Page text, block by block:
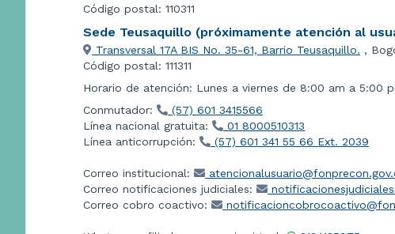
Código postal: 110311
Sede Teusaquillo (próximamente atención al
Transversal 17A BIS No. 35-61, Barrio Teusaquillo. ,
Código postal: 111311
Horario de atención: Lunes a viernes de 8:00 am a 5:00
Conmutador:
(57) 601 3415566
Línea nacional gratuita:
01 8000510313
Línea anticorrupción:
(57) 601 341 55 66 Ext. 2039
Correo institucional:
Correo notificaciones judiciales:
Correo cobro coactivo: